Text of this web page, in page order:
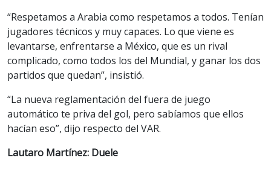
“Respetamos a Arabia como respetamos a todos. Tenían
jugadores técnicos y muy capaces. Lo que viene es
levantarse, enfrentarse a México, que es un rival
complicado, como todos los del Mundial, y ganar los dos
partidos que quedan”, insistió.
“La nueva reglamentación del fuera de juego
automático te priva del gol, pero sabíamos que ellos
hacían eso”, dijo respecto del VAR.
Lautaro Martínez: Duele